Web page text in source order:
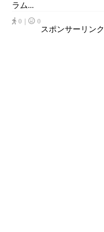
ラム...
0｜ 0
スポンサーリンク